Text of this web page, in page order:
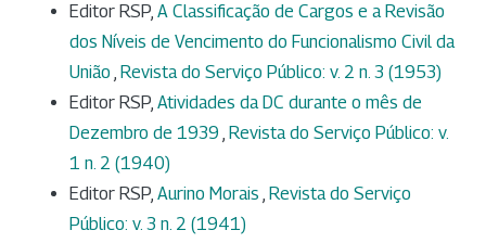
Editor RSP, A Classificação de Cargos e a Revisão
dos Níveis de Vencimento do Funcionalismo Civil da
União , Revista do Serviço Público: v. 2 n. 3 (1953)
Editor RSP, Atividades da DC durante o mês de
Dezembro de 1939 , Revista do Serviço Público: v.
1 n. 2 (1940)
Editor RSP, Aurino Morais , Revista do Serviço
Público: v. 3 n. 2 (1941)